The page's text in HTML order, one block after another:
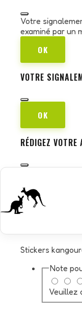
Votre
examiné par un
OK
VOTRE
OK
RÉDIGEZ VOTRE
Stickers
Note
Veuillez